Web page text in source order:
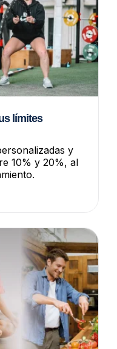
límites
y
10% y 20%, al